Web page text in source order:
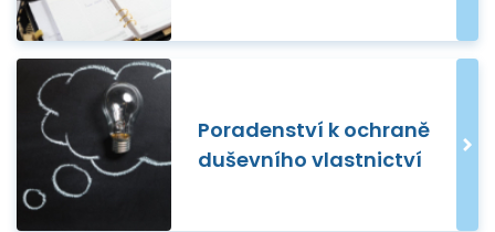
Poradenství k ochraně
duševního vlastnictví